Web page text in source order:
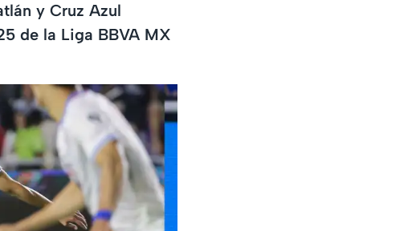
y Cruz Azul
de la Liga BBVA MX